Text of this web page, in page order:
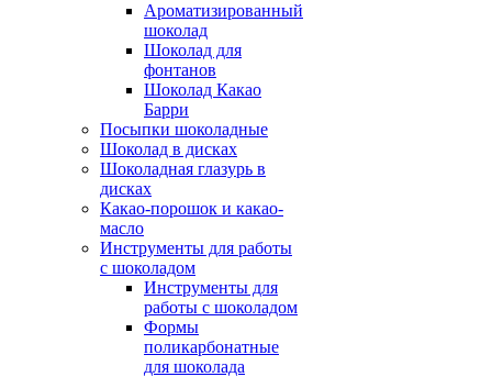
Ароматизированный
шоколад
Шоколад для
фонтанов
Шоколад Какао
Барри
Посыпки шоколадные
Шоколад в дисках
Шоколадная глазурь в
дисках
Какао-порошок и какао-
масло
Инструменты для работы
с шоколадом
Инструменты для
работы с шоколадом
Формы
поликарбонатные
для шоколада